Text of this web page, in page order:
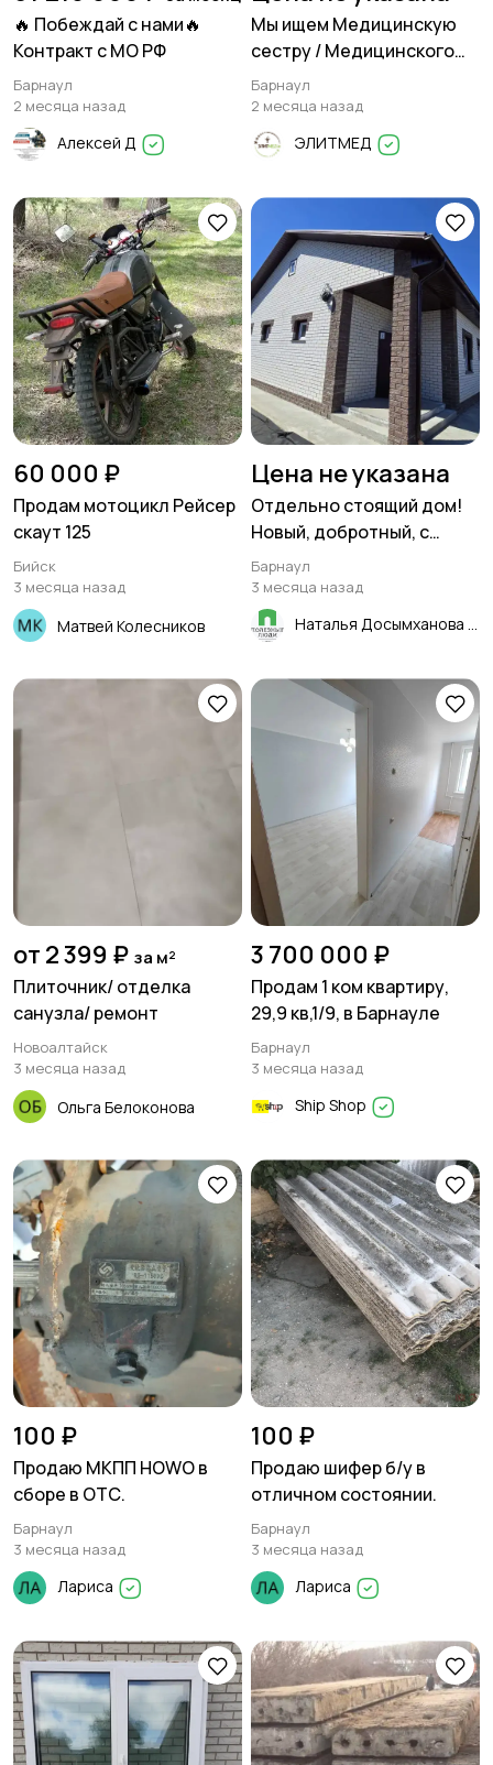
🔥 Побеждай с нами🔥
Контракт с МО РФ
Барнаул
2 месяца назад
Алексей Д
Мы ищем Медицинскую
сестру / Медицинского
брата
Барнаул
2 месяца назад
ЭЛИТМЕД
60 000 ₽
Продам мотоцикл Рейсер
скаут 125
Бийск
3 месяца назад
Матвей Колесников
Цена не указана
Отдельно стоящий дом!
Новый, добротный, с
гаражом! В черте города,
рядом со всей
инфраструктурой!
Барнаул
3 месяца назад
Наталья Досымханова
от 2 399 ₽ за м²
Плиточник/ отделка
санузла/ ремонт
Новоалтайск
3 месяца назад
Ольга Белоконова
3 700 000 ₽
Продам 1 ком квартиру,
29,9 кв,1/9, в Барнауле
Барнаул
3 месяца назад
Ship Shop
100 ₽
Продаю МКПП HOWO в
сборе в ОТС.
Барнаул
3 месяца назад
Лариса
100 ₽
Продаю шифер б/у в
отличном состоянии.
Барнаул
3 месяца назад
Лариса